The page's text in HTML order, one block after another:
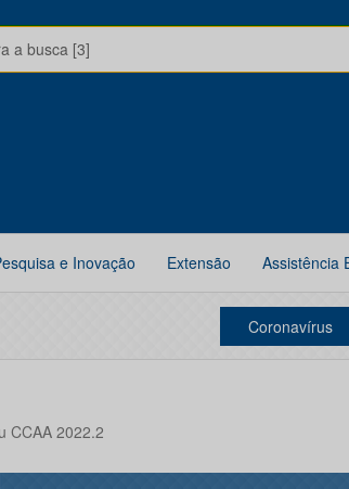
a busca [3]
e Inovação Extensão Assistência
Coronavírus
CCAA 2022.2